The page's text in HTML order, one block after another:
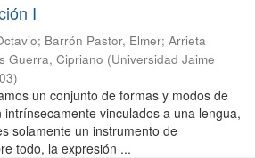
I
; Barrón Pastor, Elmer; Arrieta
Guerra, Cipriano (Universidad Jaime
)
un conjunto de formas y modos de
vinculados a una lengua,
solamente un instrumento de
todo, la expresión ...